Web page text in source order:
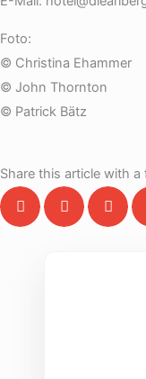
Foto:
© Christina Ehammer
© John Thornton
© Patrick Bätz
Share this article with a